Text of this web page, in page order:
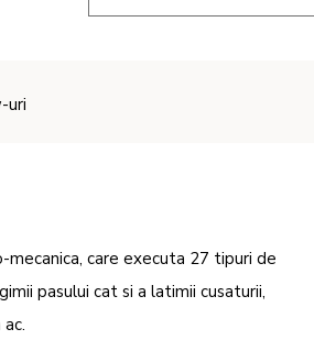
uri
care executa 27 tipuri de
pasului cat si a latimii cusaturii,